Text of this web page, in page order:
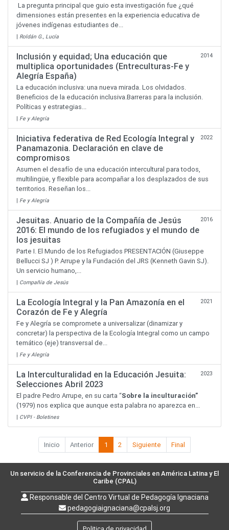
La pregunta principal que guio esta investigación fue ¿qué
dimensiones están presentes en la experiencia educativa de
jóvenes indígenas estudiantes de...
| Roldán G., Lucía
Inclusión y equidad; Una educación que
multiplica oportunidades (Entreculturas-Fe y
Alegría España)
2014
La educación inclusiva: una nueva mirada. Los olvidados.
Beneficios de la educación inclusiva.Barreras para la inclusión.
Políticas y estrategias...
| Fe y Alegría
Iniciativa federativa de Red Ecología Integral y
Panamazonia. Declaración en clave de
compromisos
2022
Asumen el desafío de una educación intercultural para todos,
multilingüe, y flexible para acompañar a los desplazados de sus
territorios. Reseñan los...
| Fe y Alegría
Jesuitas. Anuario de la Compañía de Jesús
2016: El mundo de los refugiados y el mundo de
los jesuitas
2016
Parte I. El Mundo de los Refugiados PRESENTACIÓN (Giuseppe
Bellucci SJ ) P. Arrupe y la Fundación del JRS (Kenneth Gavin SJ).
Un servicio humano,...
| Compañía de Jesús
La Ecología Integral y la Pan Amazonía en el
Corazón de Fe y Alegría
2021
Fe y Alegría se compromete a universalizar (dinamizar y
concretar) la perspectiva de la Ecología Integral como un campo
temático (eje) transversal de...
| Fe y Alegría
La Interculturalidad en la Educación Jesuita:
Selecciones Abril 2023
2023
El padre Pedro Arrupe, en su carta “Sobre la inculturación”
(1979) nos explica que aunque esta palabra no aparezca en...
| CVPI - Boletines
Inicio Anterior 1 2 Siguiente Final
Un servicio de la Conferencia de Provinciales en América Latina y El
Caribe (CPAL)
Responsable del Centro Virtual de Pedagogía Ignaciana
pedagogiaignaciana@cpalsj.org